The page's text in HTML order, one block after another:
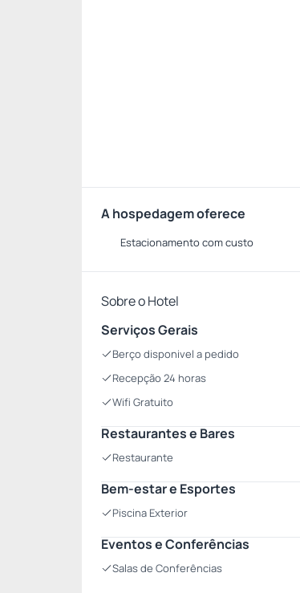
A hospedagem oferece
Estacionamento com custo
Sobre o Hotel
Serviços Gerais
Berço disponivel a pedido
Recepção 24 horas
Wifi Gratuito
Restaurantes e Bares
Restaurante
Bem-estar e Esportes
Piscina Exterior
Eventos e Conferências
Salas de Conferências